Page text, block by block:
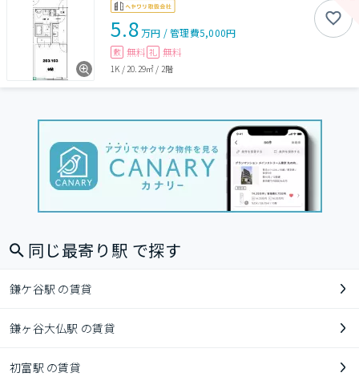
5.8万円 /管理費5,000円
敷 無料 礼 無料
1K /20.29㎡ / 2階
同じ最寄り駅 で探す
鎌ケ谷駅 の賃貸
鎌ヶ谷大仏駅 の賃貸
初富駅 の賃貸